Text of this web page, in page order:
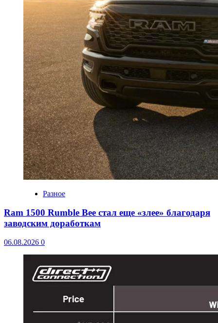
Разное
Ram 1500 Rumble Bee стал еще «злее» благодаря
заводским доработкам
06.08.2026 0